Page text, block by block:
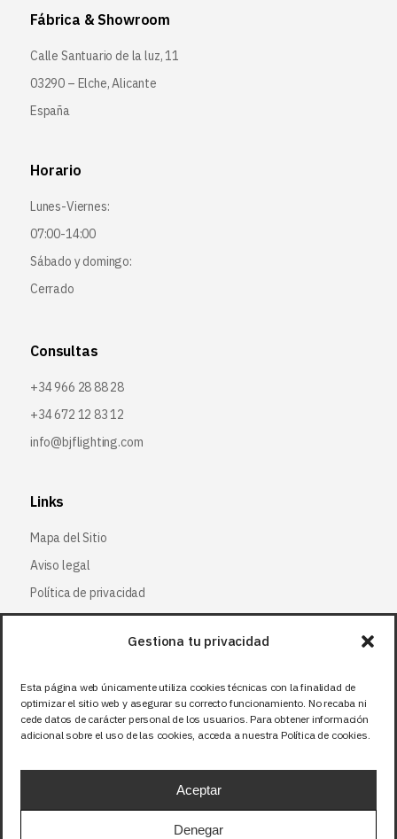
Gestiona tu privacidad
Esta página web únicamente utiliza cookies técnicas con la finalidad de
optimizar el sitio web y asegurar su correcto funcionamiento. No recaba ni
cede datos de carácter personal de los usuarios. Para obtener información
adicional sobre el uso de las cookies, acceda a nuestra Política de cookies.
Aceptar
Denegar
Fábrica & Showroom
Calle Santuario de la luz, 11
03290 – Elche, Alicante
España
Horario
Lunes-Viernes:
07:00-14:00
Sábado y domingo:
Cerrado
Consultas
+34 966 28 88 28
+34 672 12 83 12
info@bjflighting.com
Links
Mapa del Sitio
Aviso legal
Política de privacidad
Política de cookies
Síguenos
Facebook
X (Twitter)
Instagram